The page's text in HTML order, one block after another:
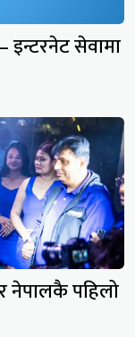
इन्टरनेट सेवामा
नेपालकै पहिलो